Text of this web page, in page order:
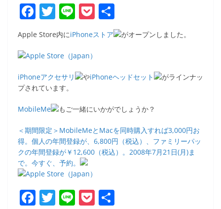
F
a
c
e
b
o
o
k
T
w
itt
er
Li
n
e
P
o
ck
有
Apple Store内にiPhoneストア がオープンしました。
iPhoneアクセサリ やiPhoneヘッドセット
がラインナッ
プされています。
MobileMe もご一緒にいかがでしょうか？
＜期間限定＞MobileMeとMacを同時購入すれば3,000円お
得。個人の年間登録が、6,800円（税込）、ファミリーパッ
クの年間登録が￥12,600（税込）。2008年7月21日(月)ま
で。今すぐ、予約。
F T Li P